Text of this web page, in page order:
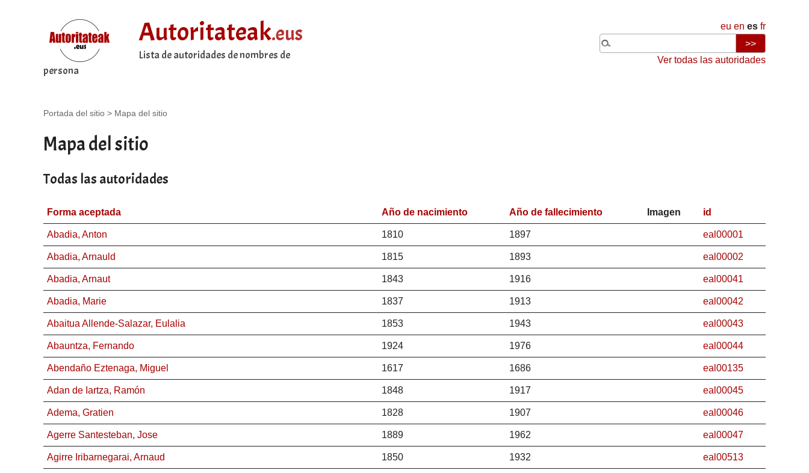
Autoritateak.eus
Lista de autoridades de nombres de
persona
eu en es fr
Ver todas las autoridades
Portada del sitio > Mapa del sitio
Mapa del sitio
Todas las autoridades
Forma aceptada Año de nacimiento Año de fallecimiento Imagen id
Abadia, Anton 1810 1897 eal00001
Abadia, Arnauld 1815 1893 eal00002
Abadia, Arnaut 1843 1916 eal00041
Abadia, Marie 1837 1913 eal00042
Abaitua Allende-Salazar, Eulalia 1853 1943 eal00043
Abauntza, Fernando 1924 1976 eal00044
Abendaño Eztenaga, Miguel 1617 1686 eal00135
Adan de Iartza, Ramón 1848 1917 eal00045
Adema, Gratien 1828 1907 eal00046
Agerre Santesteban, Jose 1889 1962 eal00047
Agirre Iribarnegarai, Arnaud 1850 1932 eal00513